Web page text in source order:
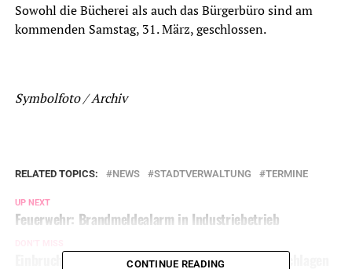
Sowohl die Bücherei als auch das Bürgerbüro sind am
kommenden Samstag, 31. März, geschlossen.
Symbolfoto / Archiv
RELATED TOPICS: NEWS STADTVERWALTUNG TERMINE
UP NEXT
Feuerwehr: Brandmeldealarm in Industriebetrieb
Einbruch rabiat: Fenster in Einfamilienhaus eingeschlagen
CONTINUE READING